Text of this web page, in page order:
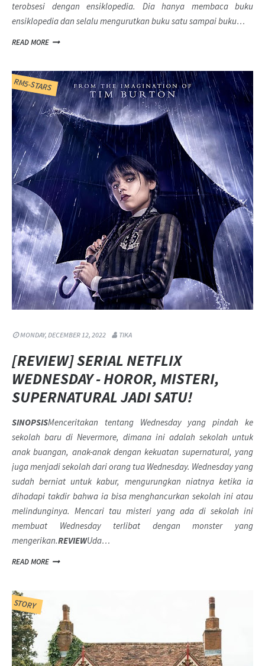
terobsesi dengan ensiklopedia. Dia hanya membaca buku
ensiklopedia dan selalu mengurutkan buku satu sampai buku…
READ MORE
RM5-STARS
MONDAY, DECEMBER 12, 2022 TIKA
[REVIEW] SERIAL NETFLIX
WEDNESDAY - HOROR, MISTERI,
SUPERNATURAL JADI SATU!
SINOPSISMenceritakan tentang Wednesday yang pindah ke
sekolah baru di Nevermore, dimana ini adalah sekolah untuk
anak buangan, anak-anak dengan kekuatan supernatural, yang
juga menjadi sekolah dari orang tua Wednesday. Wednesday yang
sudah berniat untuk kabur, mengurungkan niatnya ketika ia
dihadapi takdir bahwa ia bisa menghancurkan sekolah ini atau
melindunginya. Mencari tau misteri yang ada di sekolah ini
membuat Wednesday terlibat dengan monster yang
mengerikan.REVIEWUda…
READ MORE
STORY